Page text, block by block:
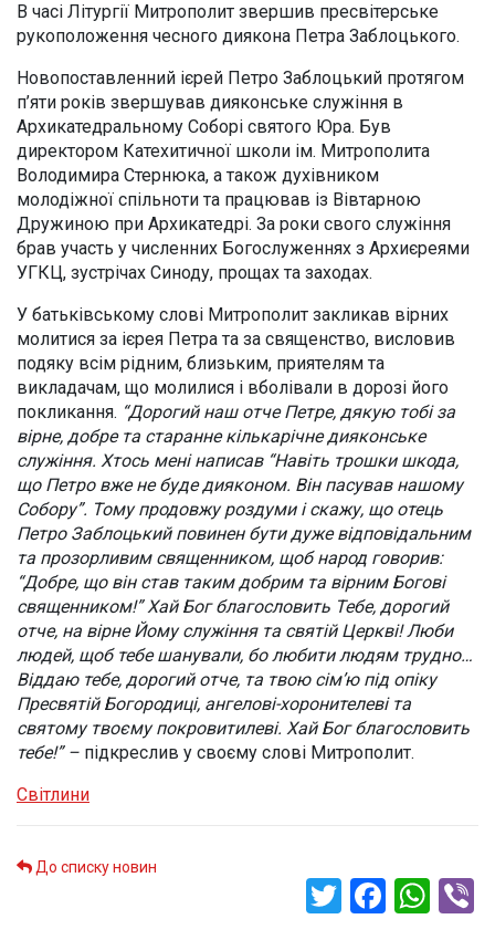
В часі Літургії Митрополит звершив пресвітерське
рукоположення чесного диякона Петра Заблоцького.
Новопоставленний ієрей Петро Заблоцький протягом
п’яти років звершував дияконське служіння в
Архикатедральному Соборі святого Юра. Був
директором Катехитичної школи ім. Митрополита
Володимира Стернюка, а також духівником
молодіжної спільноти та працював із Вівтарною
Дружиною при Архикатедрі. За роки свого служіння
брав участь у численних Богослуженнях з Архиєреями
УГКЦ, зустрічах Синоду, прощах та заходах.
У батьківському слові Митрополит закликав вірних
молитися за ієрея Петра та за священство, висловив
подяку всім рідним, близьким, приятелям та
викладачам, що молилися і вболівали в дорозі його
покликання. “Дорогий наш отче Петре, дякую тобі за
вірне, добре та старанне кількарічне дияконське
служіння. Хтось мені написав “Навіть трошки шкода,
що Петро вже не буде дияконом. Він пасував нашому
Собору”. Тому продовжу роздуми і скажу, що отець
Петро Заблоцький повинен бути дуже відповідальним
та прозорливим священником, щоб народ говорив:
“Добре, що він став таким добрим та вірним Богові
священником!” Хай Бог благословить Тебе, дорогий
отче, на вірне Йому служіння та святій Церкві! Люби
людей, щоб тебе шанували, бо любити людям трудно…
Віддаю тебе, дорогий отче, та твою сім’ю під опіку
Пресвятій Богородиці, ангелові-хоронителеві та
святому твоєму покровитилеві. Хай Бог благословить
тебе!” – підкреслив у своєму слові Митрополит.
Світлини
До списку новин
Twitter